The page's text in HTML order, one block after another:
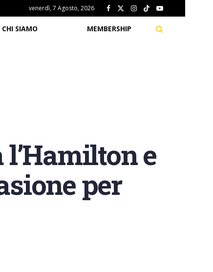
venerdì, 7 Agosto, 2026
CHI SIAMO MEMBERSHIP
l’Hamilton e
per